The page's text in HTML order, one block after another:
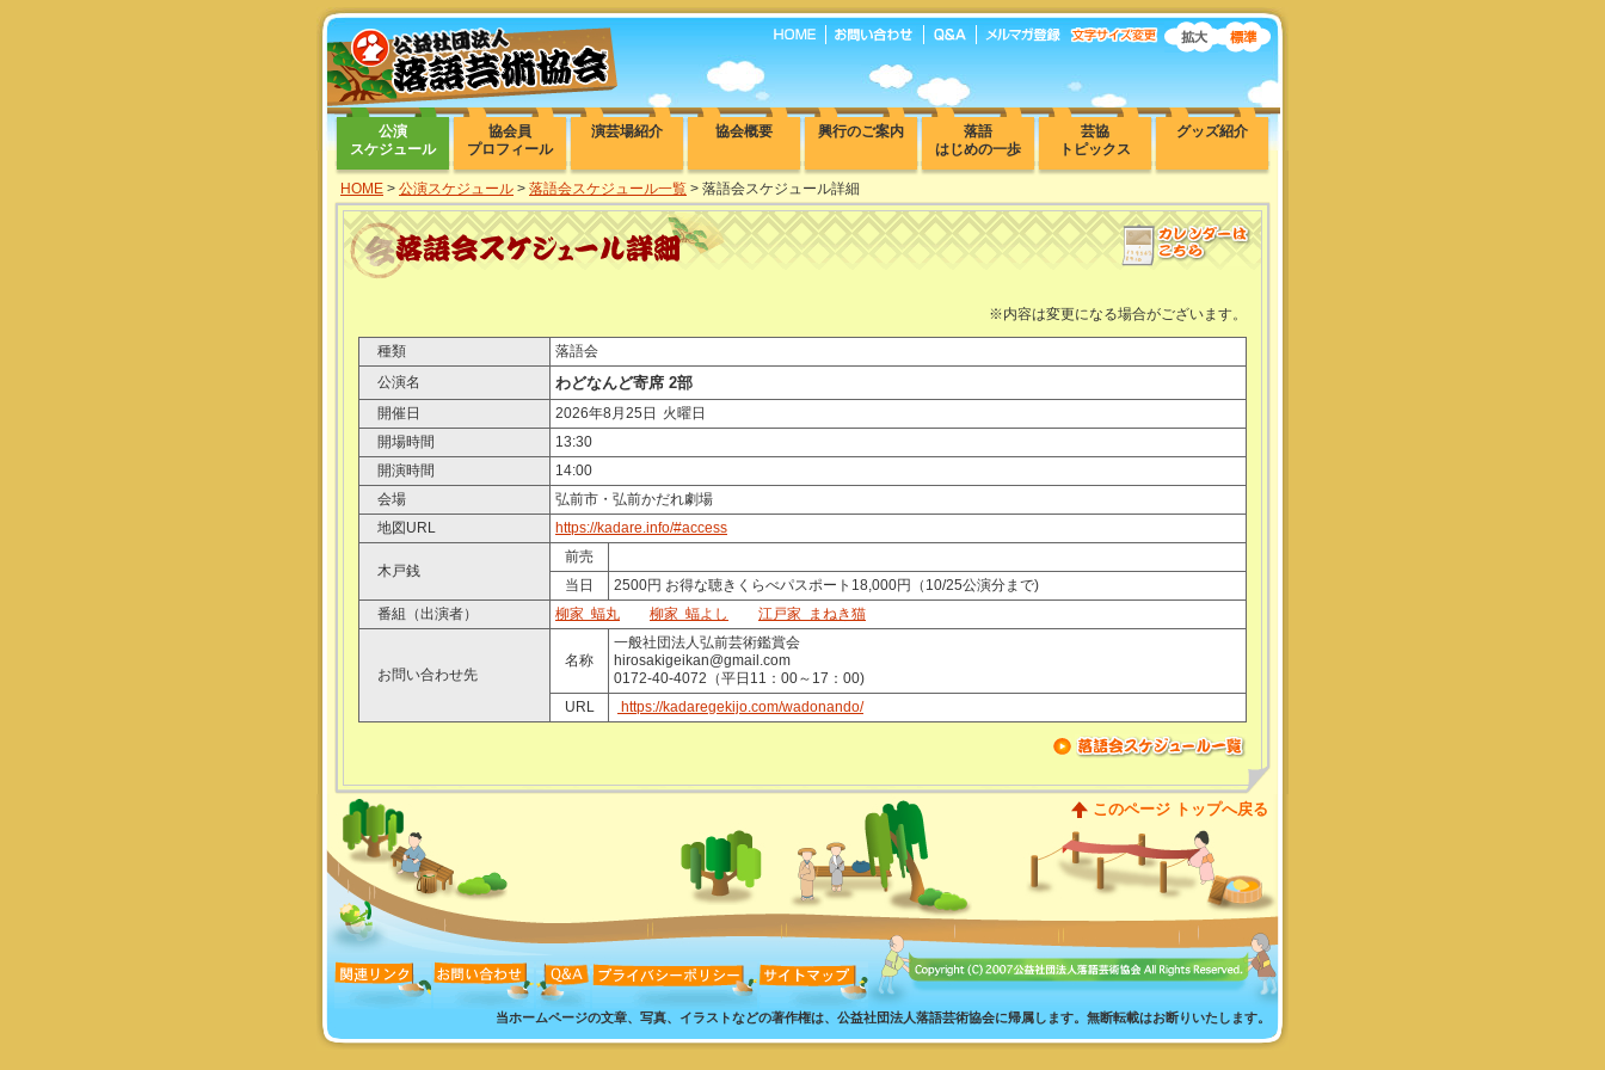
公演
スケジュール
協会員
プロフィール
演芸場紹介 協会概要 興行のご案内
落語
はじめの一歩
芸協
トピックス
グッズ紹介
HOME > 公演スケジュール > 落語会スケジュール一覧 > 落語会スケジュール詳細
※内容は変更になる場合がございます。
種類
落語会
公演名
わどなんど寄席 2部
開催日 2026年8月25日
火曜日
開場時間
13:30
開演時間
14:00
会場
弘前市・弘前かだれ劇場
地図URL
https://kadare.info/#access
木戸銭
前売
当日
2500円 お得な聴きくらべパスポート18,000円（10/25公演分まで)
番組（出演者）
柳家 蝠丸 柳家 蝠よし 江戸家 まねき猫
お問い合わせ先
名称
一般社団法人弘前芸術鑑賞会
hirosakigeikan@gmail.com
0172-40-4072（平日11：00～17：00)
URL
https://kadaregekijo.com/wadonando/
このページ トップへ戻る
当ホームページの文章、写真、イラストなどの著作権は、公益社団法人落語芸術協会に帰属します。無断転載はお断りいたします。